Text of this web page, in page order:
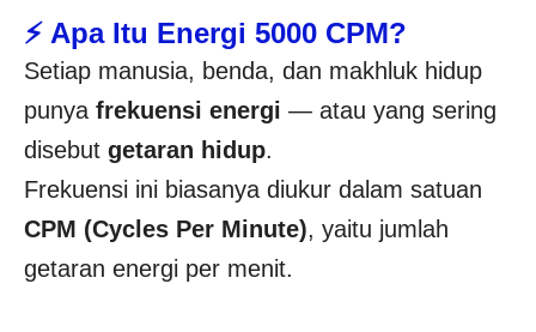
⚡ Apa Itu Energi 5000 CPM?
Setiap manusia, benda, dan makhluk hidup
punya frekuensi energi — atau yang sering
disebut getaran hidup.
Frekuensi ini biasanya diukur dalam satuan
CPM (Cycles Per Minute), yaitu jumlah
getaran energi per menit.